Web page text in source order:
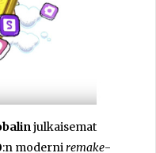
julkaisemat
:n moderniremake-